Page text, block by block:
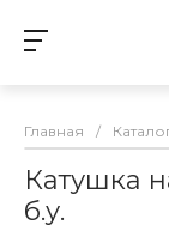
Главная /
Катушка
б.у.